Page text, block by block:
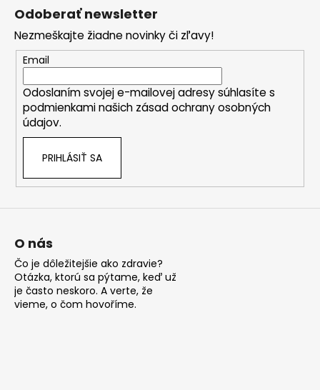
Odoberať newsletter
Nezmeškajte žiadne novinky či zľavy!
Email
Odoslaním svojej e-mailovej adresy súhlasíte s
podmienkami našich zásad ochrany osobných
údajov.
PRIHLÁSIŤ SA
O nás
Čo je dôležitejšie ako zdravie?
Otázka, ktorú sa pýtame, keď už
je často neskoro. A verte, že
vieme, o čom hovoříme.